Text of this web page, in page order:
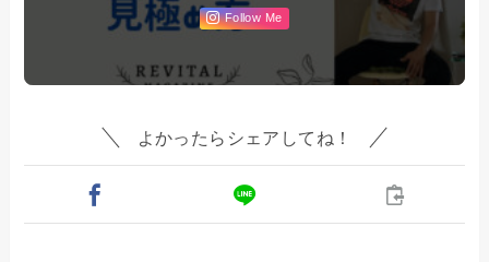
Follow Me
よかったらシェアしてね！